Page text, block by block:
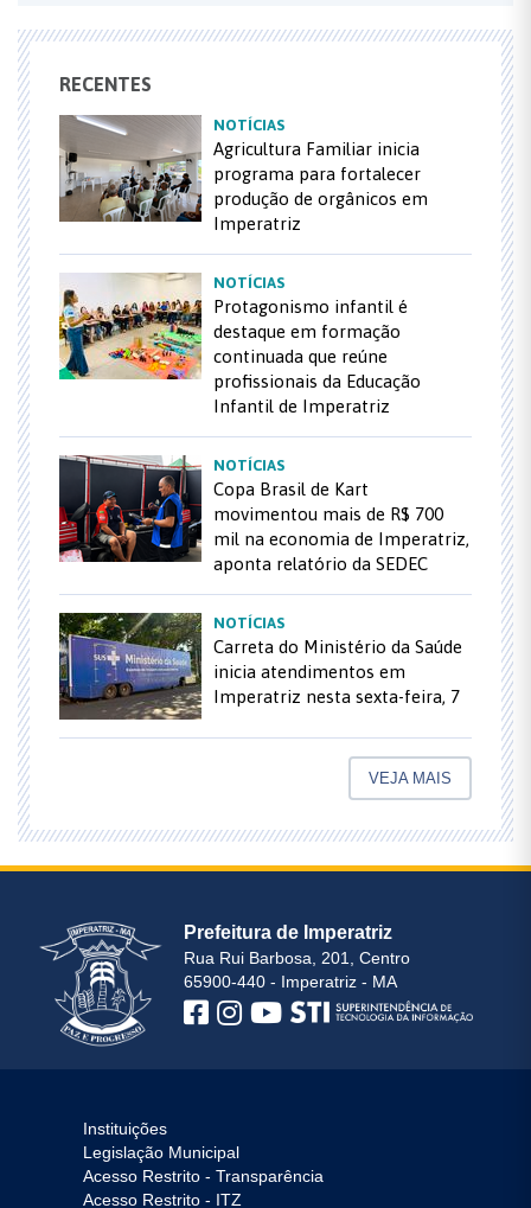
RECENTES
NOTÍCIAS
Agricultura Familiar inicia
programa para fortalecer
produção de orgânicos em
Imperatriz
NOTÍCIAS
Protagonismo infantil é
destaque em formação
continuada que reúne
profissionais da Educação
Infantil de Imperatriz
NOTÍCIAS
Copa Brasil de Kart
movimentou mais de R$ 700
mil na economia de Imperatriz,
aponta relatório da SEDEC
NOTÍCIAS
Carreta do Ministério da Saúde
inicia atendimentos em
Imperatriz nesta sexta-feira, 7
VEJA MAIS
Prefeitura de Imperatriz
Rua Rui Barbosa, 201, Centro
65900-440 - Imperatriz - MA
Instituições
Legislação Municipal
Acesso Restrito - Transparência
Acesso Restrito - ITZ